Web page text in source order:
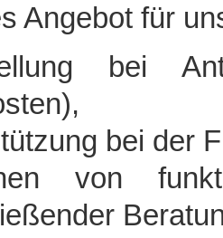
Angebot für
bei
bei der
von